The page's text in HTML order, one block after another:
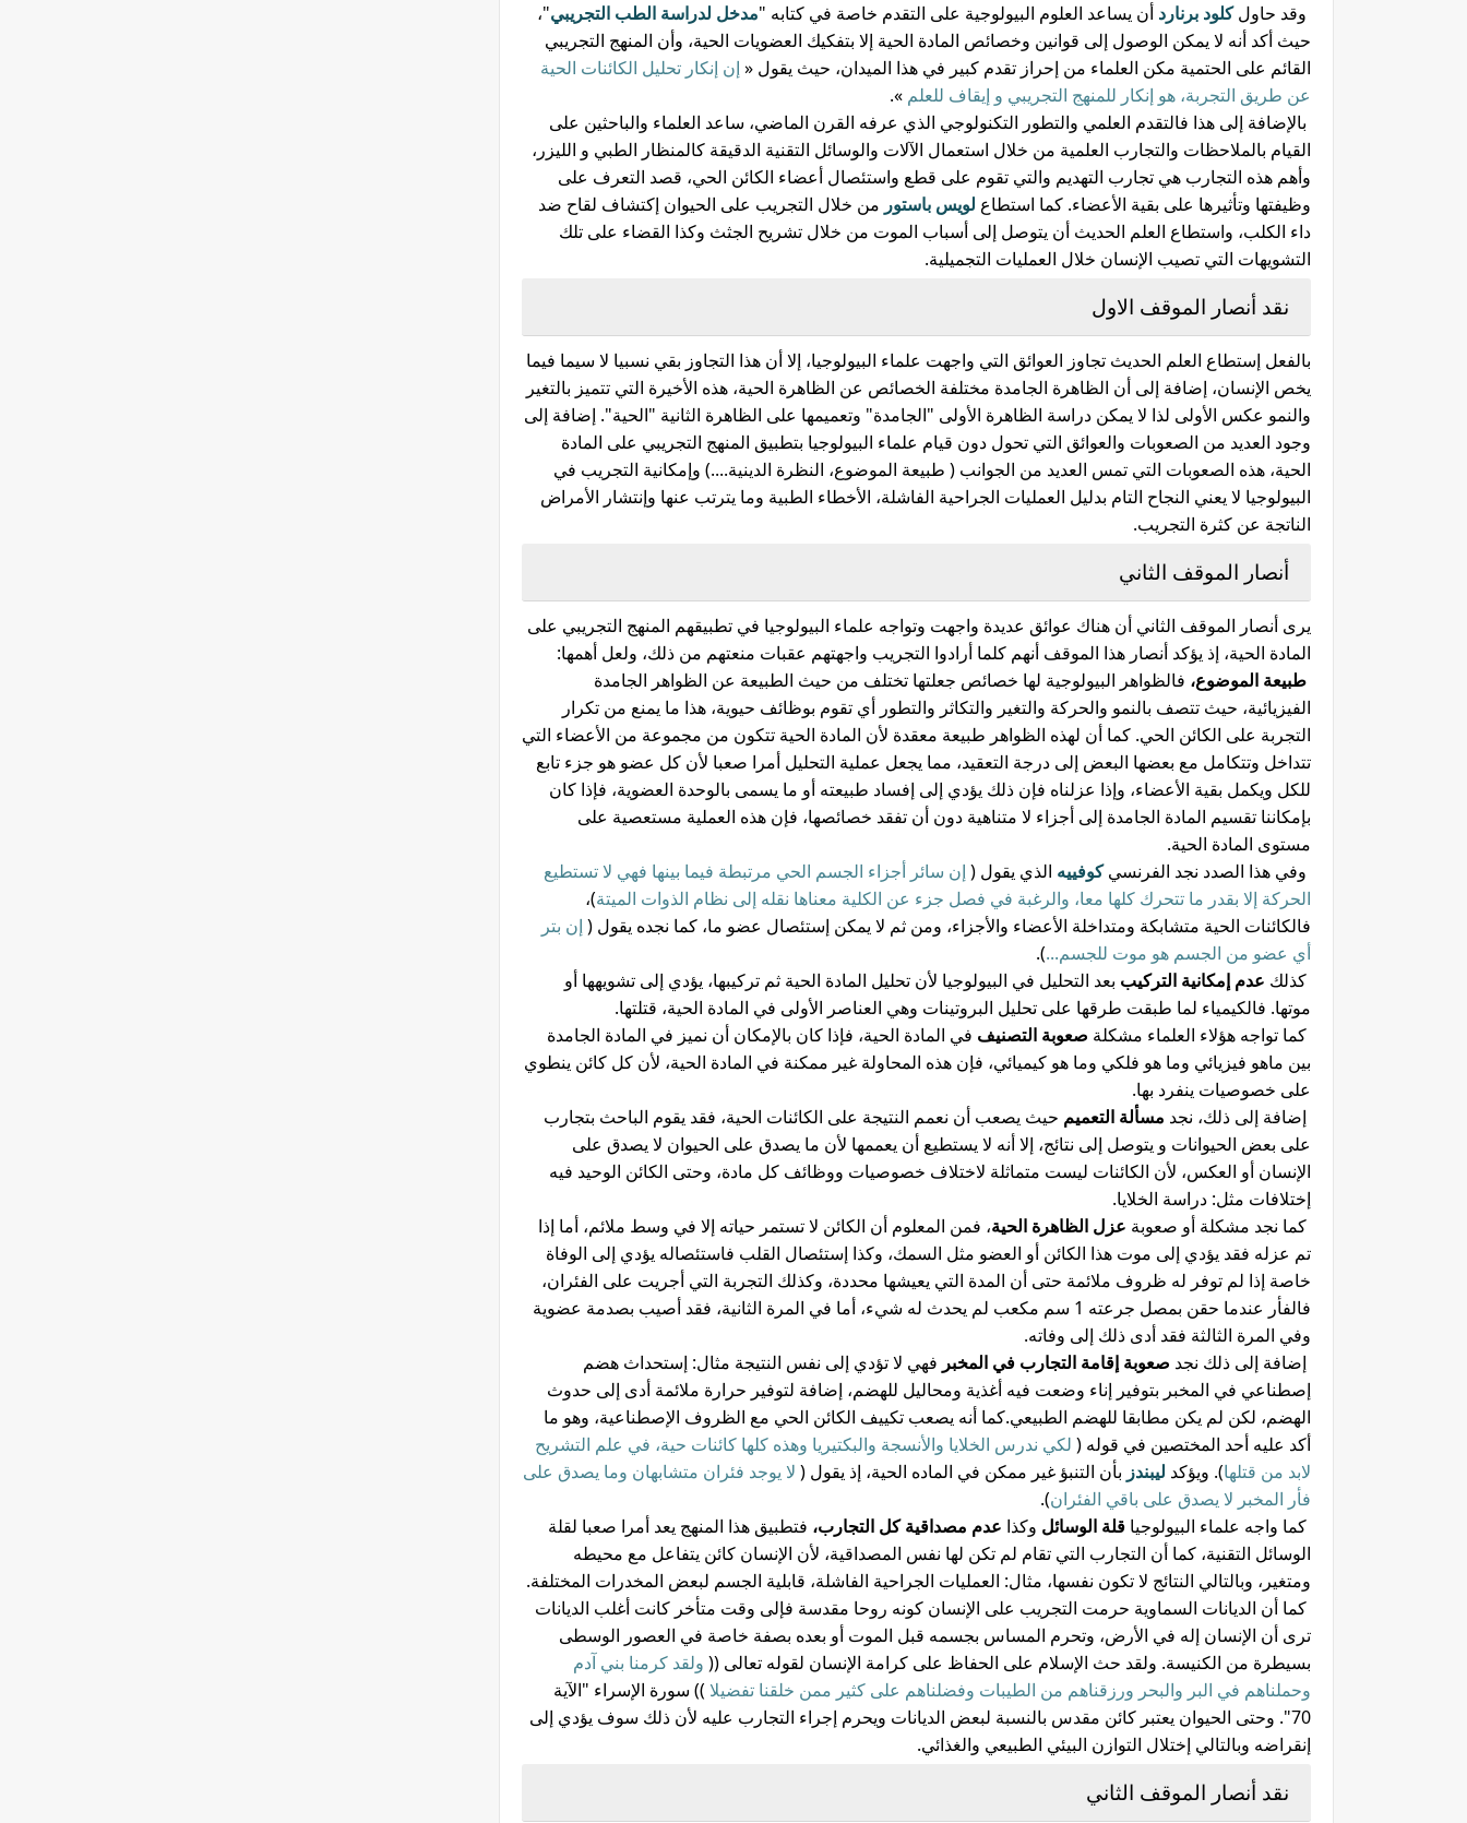
وقد حاولكلود برنارد أن يساعد العلوم البيولوجية على التقدم خاصة في كتابه "مدخل لدراسة الطب التجريبي"،
حيث أكد أنه لا يمكن الوصول إلى قوانين وخصائص المادة الحية إلا بتفكيك العضويات الحية، وأن المنهج التجريبي
القائم على الحتمية مكن العلماء من إحراز تقدم كبير في هذا الميدان، حيث يقول « إن إنكار تحليل الكائنات الحية
عن طريق التجربة، هو إنكار للمنهج التجريبي و إيقاف للعلم ».
بالإضافة إلى هذا فالتقدم العلمي والتطور التكنولوجي الذي عرفه القرن الماضي، ساعد العلماء والباحثين على
القيام بالملاحظات والتجارب العلمية من خلال استعمال الآلات والوسائل التقنية الدقيقة كالمنظار الطبي و الليزر،
وأهم هذه التجارب هي تجارب التهديم والتي تقوم على قطع واستئصال أعضاء الكائن الحي، قصد التعرف على
وظيفتها وتأثيرها على بقية الأعضاء. كما استطاع لويس باستور من خلال التجريب على الحيوان إكتشاف لقاح ضد
داء الكلب، واستطاع العلم الحديث أن يتوصل إلى أسباب الموت من خلال تشريح الجثث وكذا القضاء على تلك
التشويهات التي تصيب الإنسان خلال العمليات التجميلية.
نقد أنصار الموقف الاول
بالفعل إستطاع العلم الحديث تجاوز العوائق التي واجهت علماء البيولوجيا، إلا أن هذا التجاوز بقي نسبيا لا سيما فيما
يخص الإنسان، إضافة إلى أن الظاهرة الجامدة مختلفة الخصائص عن الظاهرة الحية، هذه الأخيرة التي تتميز بالتغير
والنمو عكس الأولى لذا لا يمكن دراسة الظاهرة الأولى "الجامدة" وتعميمها على الظاهرة الثانية "الحية". إضافة إلى
وجود العديد من الصعوبات والعوائق التي تحول دون قيام علماء البيولوجيا بتطبيق المنهج التجريبي على المادة
الحية، هذه الصعوبات التي تمس العديد من الجوانب ( طبيعة الموضوع، النظرة الدينية....) وإمكانية التجريب في
البيولوجيا لا يعني النجاح التام بدليل العمليات الجراحية الفاشلة، الأخطاء الطبية وما يترتب عنها وإنتشار الأمراض
الناتجة عن كثرة التجريب.
أنصار الموقف الثاني
يرى أنصار الموقف الثاني أن هناك عوائق عديدة واجهت وتواجه علماء البيولوجيا في تطبيقهم المنهج التجريبي على
المادة الحية، إذ يؤكد أنصار هذا الموقف أنهم كلما أرادوا التجريب واجهتهم عقبات منعتهم من ذلك، ولعل أهمها:
طبيعة الموضوع، فالظواهر البيولوجية لها خصائص جعلتها تختلف من حيث الطبيعة عن الظواهر الجامدة
الفيزيائية، حيث تتصف بالنمو والحركة والتغير والتكاثر والتطور أي تقوم بوظائف حيوية، هذا ما يمنع من تكرار
التجربة على الكائن الحي. كما أن لهذه الظواهر طبيعة معقدة لأن المادة الحية تتكون من مجموعة من الأعضاء التي
تتداخل وتتكامل مع بعضها البعض إلى درجة التعقيد، مما يجعل عملية التحليل أمرا صعبا لأن كل عضو هو جزء تابع
للكل ويكمل بقية الأعضاء، وإذا عزلناه فإن ذلك يؤدي إلى إفساد طبيعته أو ما يسمى بالوحدة العضوية، فإذا كان
بإمكاننا تقسيم المادة الجامدة إلى أجزاء لا متناهية دون أن تفقد خصائصها، فإن هذه العملية مستعصية على
مستوى المادة الحية.
وفي هذا الصدد نجد الفرنسيكوفييه الذي يقول ( إن سائر أجزاء الجسم الحي مرتبطة فيما بينها فهي لا تستطيع
الحركة إلا بقدر ما تتحرك كلها معا، والرغبة في فصل جزء عن الكلية معناها نقله إلى نظام الذوات الميتة)،
فالكائنات الحية متشابكة ومتداخلة الأعضاء والأجزاء، ومن ثم لا يمكن إستئصال عضو ما، كما نجده يقول ( إن بتر
أي عضو من الجسم هو موت للجسم...).
كذلك عدم إمكانية التركيب بعد التحليل في البيولوجيا لأن تحليل المادة الحية ثم تركيبها، يؤدي إلى تشويهها أو
موتها. فالكيمياء لما طبقت طرقها على تحليل البروتينات وهي العناصر الأولى في المادة الحية، قتلتها.
كما تواجه هؤلاء العلماء مشكلة صعوبة التصنيف في المادة الحية، فإذا كان بالإمكان أن نميز في المادة الجامدة
بين ماهو فيزيائي وما هو فلكي وما هو كيميائي، فإن هذه المحاولة غير ممكنة في المادة الحية، لأن كل كائن ينطوي
على خصوصيات ينفرد بها.
إضافة إلى ذلك، نجد مسألة التعميم حيث يصعب أن نعمم النتيجة على الكائنات الحية، فقد يقوم الباحث بتجارب
على بعض الحيوانات و يتوصل إلى نتائج، إلا أنه لا يستطيع أن يعممها لأن ما يصدق على الحيوان لا يصدق على
الإنسان أو العكس، لأن الكائنات ليست متماثلة لاختلاف خصوصيات ووظائف كل مادة، وحتى الكائن الوحيد فيه
إختلافات مثل: دراسة الخلايا.
كما نجد مشكلة أو صعوبة عزل الظاهرة الحية، فمن المعلوم أن الكائن لا تستمر حياته إلا في وسط ملائم، أما إذا
تم عزله فقد يؤدي إلى موت هذا الكائن أو العضو مثل السمك، وكذا إستئصال القلب فاستئصاله يؤدي إلى الوفاة
خاصة إذا لم توفر له ظروف ملائمة حتى أن المدة التي يعيشها محددة، وكذلك التجربة التي أجريت على الفئران،
فالفأر عندما حقن بمصل جرعته 1 سم مكعب لم يحدث له شيء، أما في المرة الثانية، فقد أصيب بصدمة عضوية
وفي المرة الثالثة فقد أدى ذلك إلى وفاته.
إضافة إلى ذلك نجد صعوبة إقامة التجارب في المخبر فهي لا تؤدي إلى نفس النتيجة مثال: إستحداث هضم
إصطناعي في المخبر بتوفير إناء وضعت فيه أغذية ومحاليل للهضم، إضافة لتوفير حرارة ملائمة أدى إلى حدوث
الهضم، لكن لم يكن مطابقا للهضم الطبيعي.كما أنه يصعب تكييف الكائن الحي مع الظروف الإصطناعية، وهو ما
أكد عليه أحد المختصين في قوله ( لكي ندرس الخلايا والأنسجة والبكتيريا وهذه كلها كائنات حية، في علم التشريح
لابد من قتلها). ويؤكد ليبندز بأن التنبؤ غير ممكن في الماده الحية، إذ يقول ( لا يوجد فئران متشابهان وما يصدق على
فأر المخبر لا يصدق على باقي الفئران).
كما واجه علماء البيولوجيا قلة الوسائل وكذا عدم مصداقية كل التجارب، فتطبيق هذا المنهج يعد أمرا صعبا لقلة
الوسائل التقنية، كما أن التجارب التي تقام لم تكن لها نفس المصداقية، لأن الإنسان كائن يتفاعل مع محيطه
ومتغير، وبالتالي النتائج لا تكون نفسها، مثال: العمليات الجراحية الفاشلة، قابلية الجسم لبعض المخدرات المختلفة.
كما أن الديانات السماوية حرمت التجريب على الإنسان كونه روحا مقدسة فإلى وقت متأخر كانت أغلب الديانات
ترى أن الإنسان إله في الأرض، وتحرم المساس بجسمه قبل الموت أو بعده بصفة خاصة في العصور الوسطى
بسيطرة من الكنيسة. ولقد حث الإسلام على الحفاظ على كرامة الإنسان لقوله تعالى (( ولقد كرمنا بني آدم
وحملناهم في البر والبحر ورزقناهم من الطيبات وفضلناهم على كثير ممن خلقنا تفضيلا )) سورة الإسراء "الآية
70". وحتى الحيوان يعتبر كائن مقدس بالنسبة لبعض الديانات ويحرم إجراء التجارب عليه لأن ذلك سوف يؤدي إلى
إنقراضه وبالتالي إختلال التوازن البيئي الطبيعي والغذائي.
نقد أنصار الموقف الثاني